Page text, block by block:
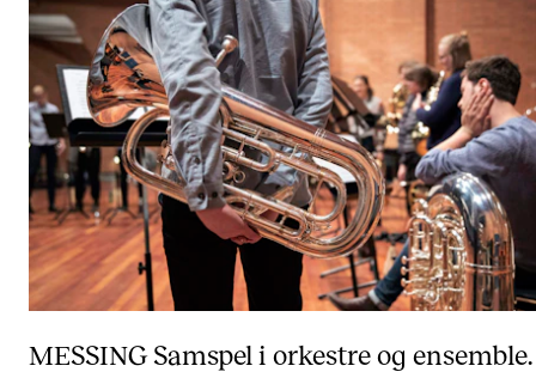
MESSINGSamspel i orkestre og ensemble.